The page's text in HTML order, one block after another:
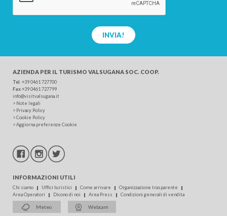
INVIA!
AZIENDA PER IL TURISMO VALSUGANA SOC. COOP.
Tel +39 0461 727700
Fax+39 0461 727799
info@visitvalsugana.it
> Note legali
> Privacy Policy
>Cookie Policy
>Aggiorna preferenze Cookie
INFORMAZIONI UTILI
Chi siamo Uffici turistici Come arrivare
Organizzazione trasparente
Area Operatori
Dicono di noi Area Press Condizioni generali di vendita
Meteo Webcam